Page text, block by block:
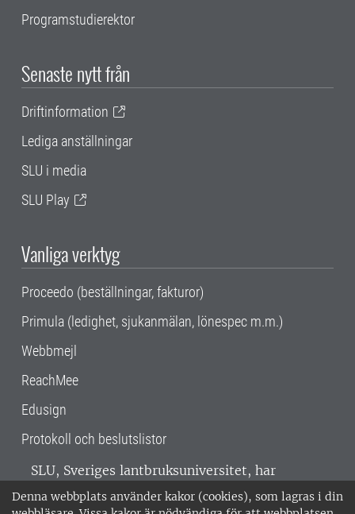
Denna webbplats använder kakor (cookies), som lagras i din
Programstudierektor
Senaste nytt från
Driftinformation
Lediga anställningar
SLU i media
SLU Play
Vanliga verktyg
Proceedo (beställningar, fakturor)
Primula (ledighet, sjukanmälan, lönespec m.m.)
Webbmejl
ReachMee
Edusign
Protokoll och beslutslistor
SLU, Sveriges lantbruksuniversitet, har
verksamhet över hela Sverige. Huvudorter är
Alnarp, Uppsala och Umeå.SLU är